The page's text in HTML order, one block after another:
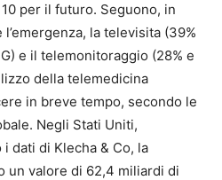
per il futuro. Seguono, in
la televisita (39%
e il telemonitoraggio (28% e
della telemedicina
in breve tempo, secondo le
Negli Stati Uniti,
i dati di Klecha & Co, la
un valore di 62,4 miliardi di